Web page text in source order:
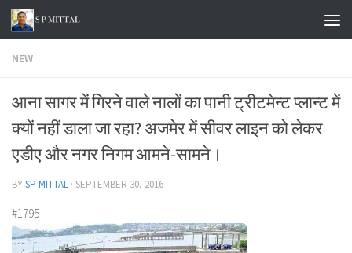
Skip to content
NEW
आना सागर में गिरने वाले नालों का पानी ट्रीटमेन्ट प्लान्ट में
क्यों नहीं डाला जा रहा? अजमेर में सीवर लाइन को लेकर
एडीए और नगर निगम आमने-सामने।
BYSP MITTAL · SEPTEMBER 30, 2016
#1795